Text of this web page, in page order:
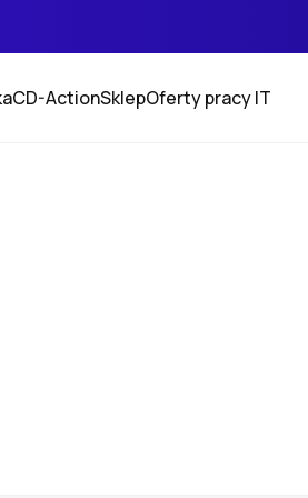
CD-ActionSklepOferty pracy IT